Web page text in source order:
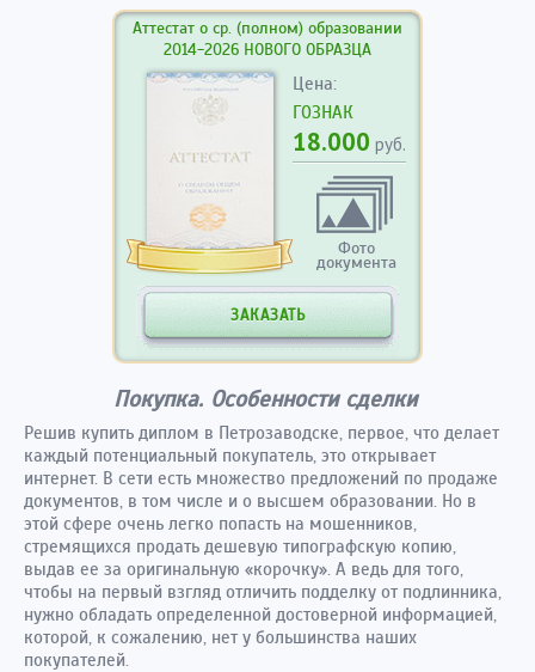
Аттестат о ср. (полном) образовании
2014-2026 НОВОГО ОБРАЗЦА
Цена:
ГОЗНАК
18.000 руб.
Фото
документа
ЗАКАЗАТЬ
Покупка. Особенности сделки
Решив купить диплом в Петрозаводске, первое, что делает
каждый потенциальный покупатель, это открывает
интернет. В сети есть множество предложений по продаже
документов, в том числе и о высшем образовании. Но в
этой сфере очень легко попасть на мошенников,
стремящихся продать дешевую типографскую копию,
выдав ее за оригинальную «корочку». А ведь для того,
чтобы на первый взгляд отличить подделку от подлинника,
нужно обладать определенной достоверной информацией,
которой, к сожалению, нет у большинства наших
покупателей.